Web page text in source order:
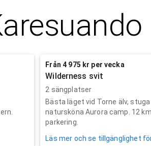
Från 4 975 kr per vecka
Wilderness svit
2 sängplatser
Bästa läget vid Torne älv,
natursköna Aurora camp. 12
parkering.
Läs mer och se tillgänglighet